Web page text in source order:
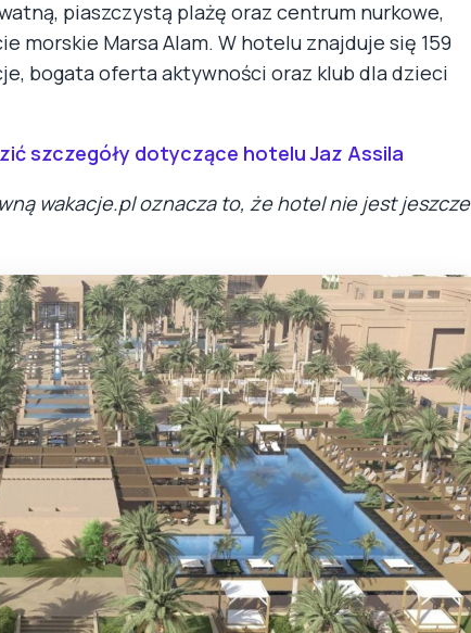
piaszczystą plażę oraz centrum nurkowe,
morskie Marsa Alam. W hotelu znajduje się 159
bogata oferta aktywności oraz klub dla dzieci
szczegóły dotyczące hotelu Jaz Assila
wakacje.pl oznacza to, że hotel nie jest jeszcze